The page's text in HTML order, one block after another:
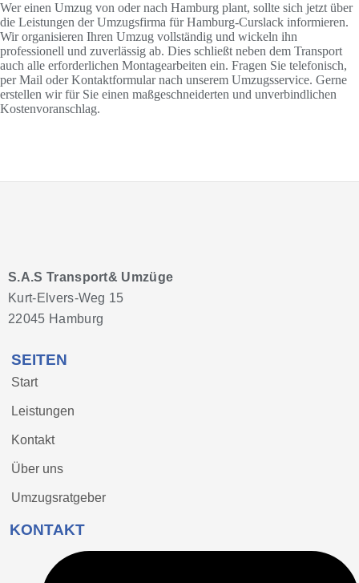
Wer einen Umzug von oder nach Hamburg plant, sollte sich jetzt über
die Leistungen der Umzugsfirma für Hamburg-Curslack informieren.
Wir organisieren Ihren Umzug vollständig und wickeln ihn
professionell und zuverlässig ab. Dies schließt neben dem Transport
auch alle erforderlichen Montagearbeiten ein. Fragen Sie telefonisch,
per Mail oder Kontaktformular nach unserem Umzugsservice. Gerne
erstellen wir für Sie einen maßgeschneiderten und unverbindlichen
Kostenvoranschlag.
S.A.S Transport& Umzüge
Kurt-Elvers-Weg 15
22045 Hamburg
SEITEN
Start
Leistungen
Kontakt
Über uns
Umzugsratgeber
KONTAKT